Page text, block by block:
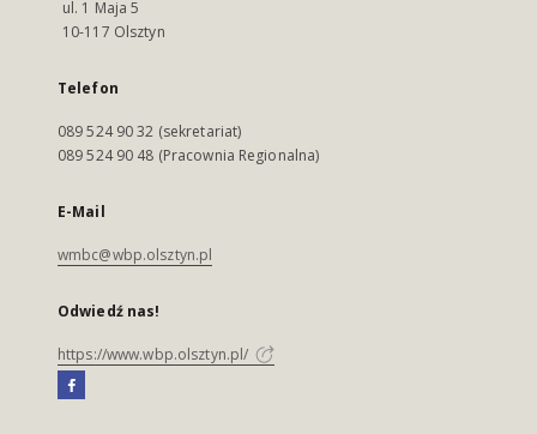
ul. 1 Maja 5
10-117 Olsztyn
Telefon
089 524 90 32 (sekretariat)
089 524 90 48 (Pracownia Regionalna)
E-Mail
wmbc@wbp.olsztyn.pl
Odwiedź nas!
https://www.wbp.olsztyn.pl/